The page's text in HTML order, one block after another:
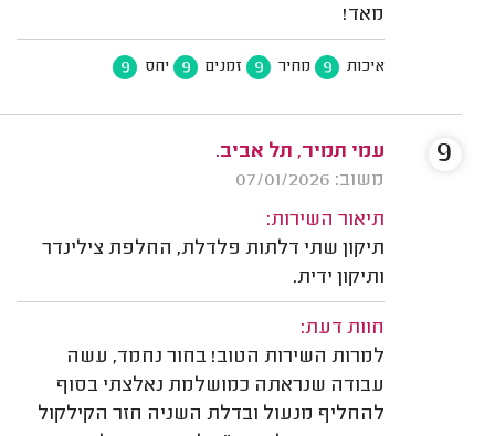
מאד!
איכות 9 מחיר 9 זמנים 9 יחס 9
עמי תמיר, תל אביב.
משוב: 07/01/2026
תיאור השירות:
תיקון שתי דלתות פלדלת, החלפת צילינדר
ותיקון ידית.
חוות דעת:
למרות השירות הטוב! בחור נחמד, עשה
עבודה שנראתה כמושלמת נאלצתי בסוף
להחליף מנעול ובדלת השניה חזר הקילקול
9